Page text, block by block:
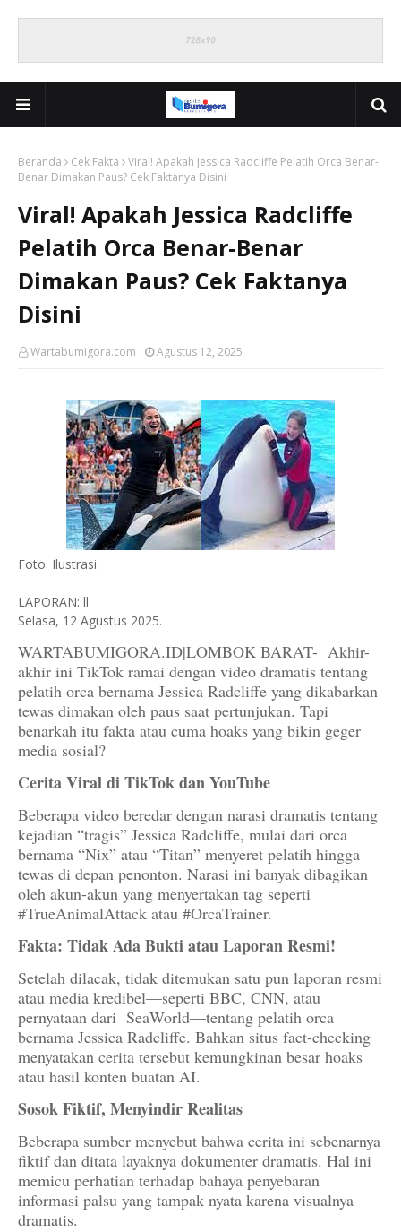
Beranda Cek Fakta
Viral! Apakah Jessica Radcliffe Pelatih Orca Benar-
Benar Dimakan Paus? Cek Faktanya Disini
Viral! Apakah Jessica Radcliffe
Pelatih Orca Benar-Benar
Dimakan Paus? Cek Faktanya
Disini
Wartabumigora.com Agustus 12, 2025
Foto. Ilustrasi.
LAPORAN: ll
Selasa, 12 Agustus 2025.
WARTABUMIGORA.ID|LOMBOK BARAT- Akhir-
akhir ini TikTok ramai dengan video dramatis tentang
pelatih orca bernama Jessica Radcliffe yang dikabarkan
tewas dimakan oleh paus saat pertunjukan. Tapi
benarkah itu fakta atau cuma hoaks yang bikin geger
media sosial?
Cerita Viral di TikTok dan YouTube
Beberapa video beredar dengan narasi dramatis tentang
kejadian “tragis” Jessica Radcliffe, mulai dari orca
bernama “Nix” atau “Titan” menyeret pelatih hingga
tewas di depan penonton. Narasi ini banyak dibagikan
oleh akun-akun yang menyertakan tag seperti
#TrueAnimalAttack atau #OrcaTrainer.
Fakta: Tidak Ada Bukti atau Laporan Resmi!
Setelah dilacak, tidak ditemukan satu pun laporan resmi
atau media kredibel—seperti BBC, CNN, atau
pernyataan dari SeaWorld—tentang pelatih orca
bernama Jessica Radcliffe. Bahkan situs fact-checking
menyatakan cerita tersebut kemungkinan besar hoaks
atau hasil konten buatan AI.
Sosok Fiktif, Menyindir Realitas
Beberapa sumber menyebut bahwa cerita ini sebenarnya
fiktif dan ditata layaknya dokumenter dramatis. Hal ini
memicu perhatian terhadap bahaya penyebaran
informasi palsu yang tampak nyata karena visualnya
dramatis.